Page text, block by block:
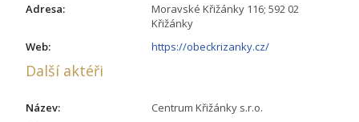
Adresa:
Moravské Křižánky 116; 592 02
Křižánky
Web:
https://obeckrizanky.cz/
Další aktéři
Název:
Centrum Křižánky s.r.o.